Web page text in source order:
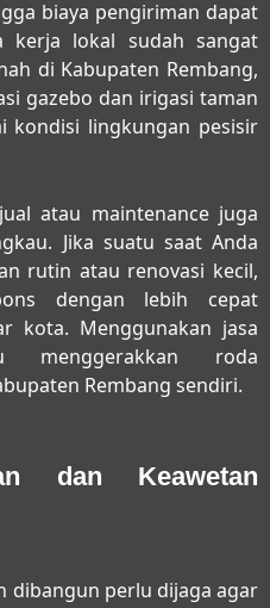
biaya pengiriman dapat
kerja lokal sudah sangat
di Kabupaten Rembang,
gazebo dan irigasi taman
kondisi lingkungan pesisir
atau maintenance juga
Jika suatu saat Anda
rutin atau renovasi kecil,
dengan lebih cepat
kota. Menggunakan jasa
menggerakkan roda
Rembang sendiri.
dan Keawetan
dibangun perlu dijaga agar